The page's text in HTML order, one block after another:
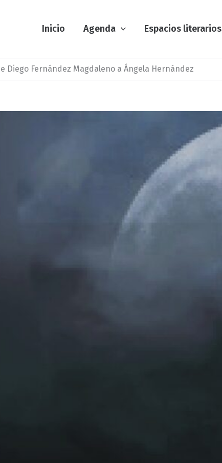
Inicio Agenda Espacios literarios
Diego Fernández Magdaleno a Ángela Hernández